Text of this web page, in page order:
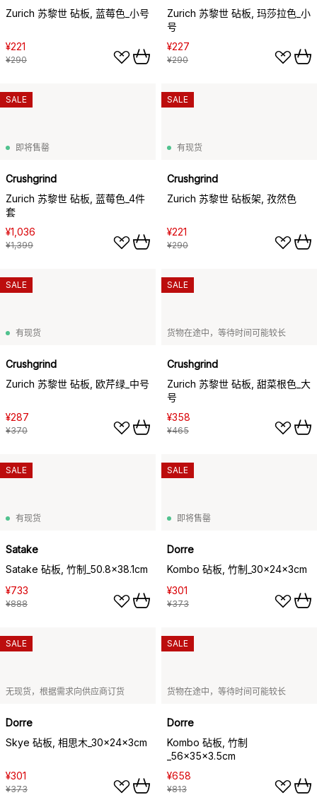
Zurich 苏黎世 砧板, 蓝莓色_小号
¥221
¥290
Zurich 苏黎世 砧板, 玛莎拉色_小
号
¥227
¥290
即将售罄
Crushgrind
Zurich 苏黎世 砧板, 蓝莓色_4件
套
¥1,036
¥1,399
SALE
有现货
Crushgrind
Zurich 苏黎世 砧板架, 孜然色
¥221
¥290
SALE
有现货
Crushgrind
Zurich 苏黎世 砧板, 欧芹绿_中号
¥287
¥370
SALE
货物在途中，等待时间可能较长
Crushgrind
Zurich 苏黎世 砧板, 甜菜根色_大
号
¥358
¥465
SALE
有现货
Satake
Satake 砧板, 竹制_50.8x38.1cm
¥733
¥888
SALE
即将售罄
Dorre
Kombo 砧板, 竹制_30x24x3cm
¥301
¥373
SALE
无现货，根据需求向供应商订货
Dorre
Skye 砧板, 相思木_30x24x3cm
¥301
¥373
SALE
货物在途中，等待时间可能较长
Dorre
Kombo 砧板, 竹制
_56x35x3.5cm
¥658
¥813
SALE